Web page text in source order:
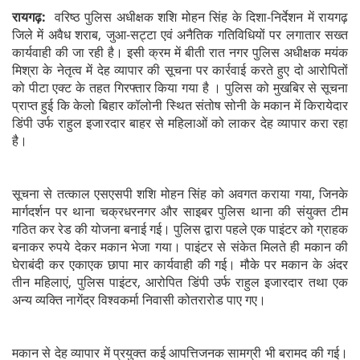
रायगढ़: वरिष्ठ पुलिस अधीक्षक शशि मोहन सिंह के दिशा-निर्देशन में रायगढ़
जिले में अवैध शराब, जुआ-सट्टा एवं अनैतिक गतिविधियों पर लगातार सख्त
कार्यवाही की जा रही है। इसी क्रम में बीती रात नगर पुलिस अधीक्षक मयंक
मिश्रा के नेतृत्व में देह व्यापार की सूचना पर कार्रवाई करते हुए दो आरोपितों
को पीटा एक्ट के तहत गिरफ्तार किया गया है । पुलिस को मुखबिर से सूचना
प्राप्त हुई कि केलो बिहार कॉलोनी स्थित संतोष सोनी के मकान में किरायेदार
डिंपी उर्फ राहुल इजारदार बाहर से महिलाओं को लाकर देह व्यापार करा रहा
है।
सूचना से तत्काल एसएसपी शशि मोहन सिंह को अवगत कराया गया, जिनके
मार्गदर्शन पर थाना चक्रधरनगर और साइबर पुलिस थाना की संयुक्त टीम
गठित कर रेड की योजना बनाई गई। पुलिस द्वारा पहले एक पाइंटर को ग्राहक
बनाकर रुपये देकर मकान भेजा गया। पाइंटर से संकेत मिलते ही मकान की
घेराबंदी कर एकाएक छापा मार कार्यवाही की गई। मौके पर मकान के अंदर
तीन महिलाएं, पुलिस पाइंटर, आरोपित डिंपी उर्फ राहुल इजारदार तथा एक
अन्य व्यक्ति नागेंद्र विश्वकर्मा निवासी कोतरारोड पाए गए।
मकान से देह व्यापार में प्रयुक्त कई आपत्तिजनक सामग्री भी बरामद की गई।